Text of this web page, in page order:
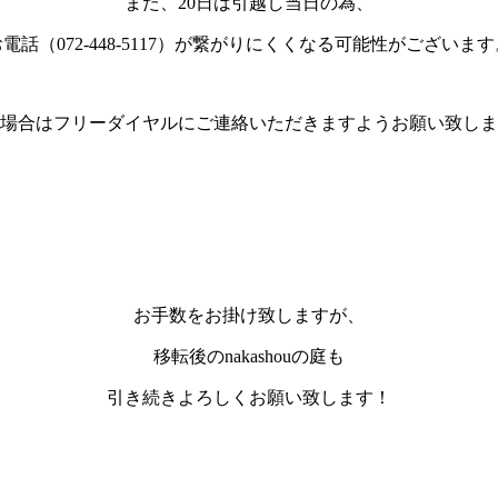
話（072-448-5117）が繋がりにくくなる可能性がございま
合はフリーダイヤルにご連絡いただきますようお願い致し
お手数をお掛け致しますが、
移転後のnakashouの庭も
引き続きよろしくお願い致します！